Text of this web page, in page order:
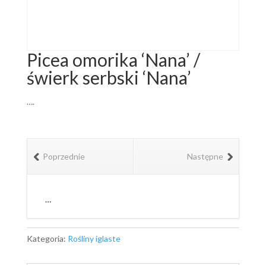
Picea omorika ‘Nana’ /
świerk serbski ‘Nana’
….
Następne
Poprzednie
…
Kategoria: Rośliny iglaste